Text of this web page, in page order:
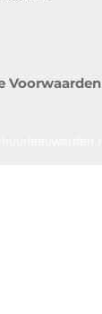
Voorwaarden